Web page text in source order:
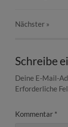
Nächster »
Schreibe
Deine E-Mail-
Erforderliche
Kommentar *